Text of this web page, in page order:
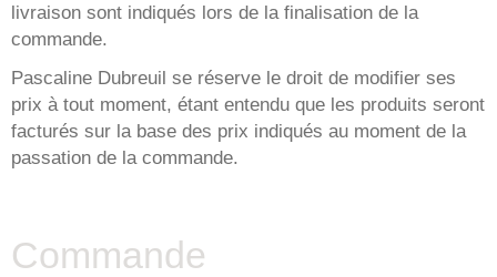
livraison sont indiqués lors de la finalisation de la
commande.
Pascaline Dubreuil se réserve le droit de modifier ses
prix à tout moment, étant entendu que les produits seront
facturés sur la base des prix indiqués au moment de la
passation de la commande.
Commande